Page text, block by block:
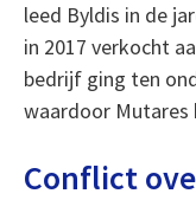
leed Byldis in de
in 2017 verkocht
bedrijf ging ten
waardoor Mutares
Conflict